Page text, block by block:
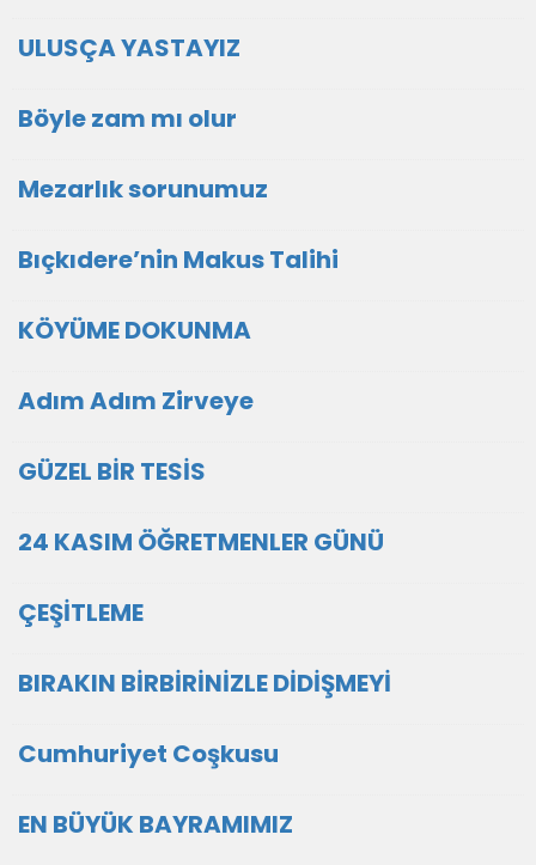
ULUSÇA YASTAYIZ
Böyle zam mı olur
Mezarlık sorunumuz
Bıçkıdere’nin Makus Talihi
KÖYÜME DOKUNMA
Adım Adım Zirveye
GÜZEL BİR TESİS
24 KASIM ÖĞRETMENLER GÜNÜ
ÇEŞİTLEME
BIRAKIN BİRBİRİNİZLE DİDİŞMEYİ
Cumhuriyet Coşkusu
EN BÜYÜK BAYRAMIMIZ